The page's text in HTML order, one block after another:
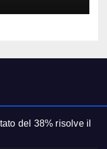
del 38% risolve il